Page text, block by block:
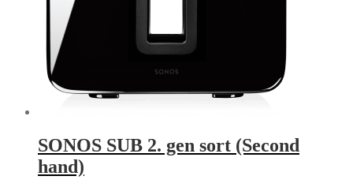
SONOS SUB 2. gen sort (Second
hand)